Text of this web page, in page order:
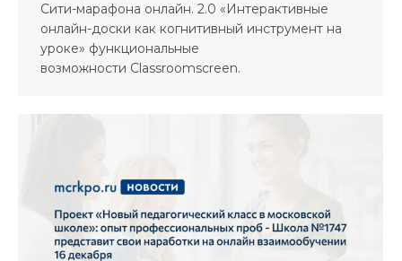
Сити-марафона онлайн. 2.0 «Интерактивные
онлайн-доски как когнитивный инструмент на
уроке» функциональные
возможности Classroomscreen.